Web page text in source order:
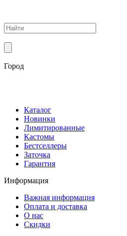
Город
Каталог
Новинки
Лимитированные
Кастомы
Бестселлеры
Заточка
Гарантия
Информация
Важная информация
Оплата и доставка
О нас
Скидки